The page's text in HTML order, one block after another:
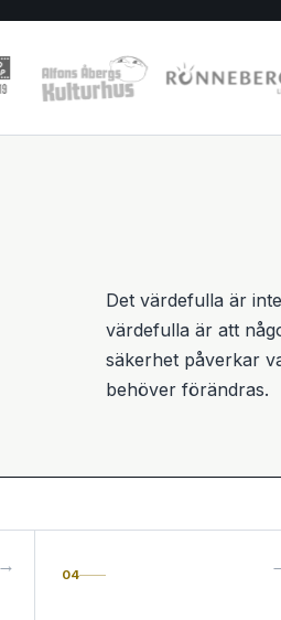
Det värdefulla är
värdefulla är att
säkerhet påverkar
behöver förändras.
04